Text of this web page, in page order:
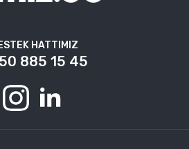
HATTIMIZ
885 15 45